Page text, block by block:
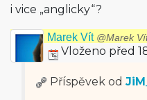
i vice „anglicky“?
Marek Vít @Marek
Vloženo před
Příspěvek od